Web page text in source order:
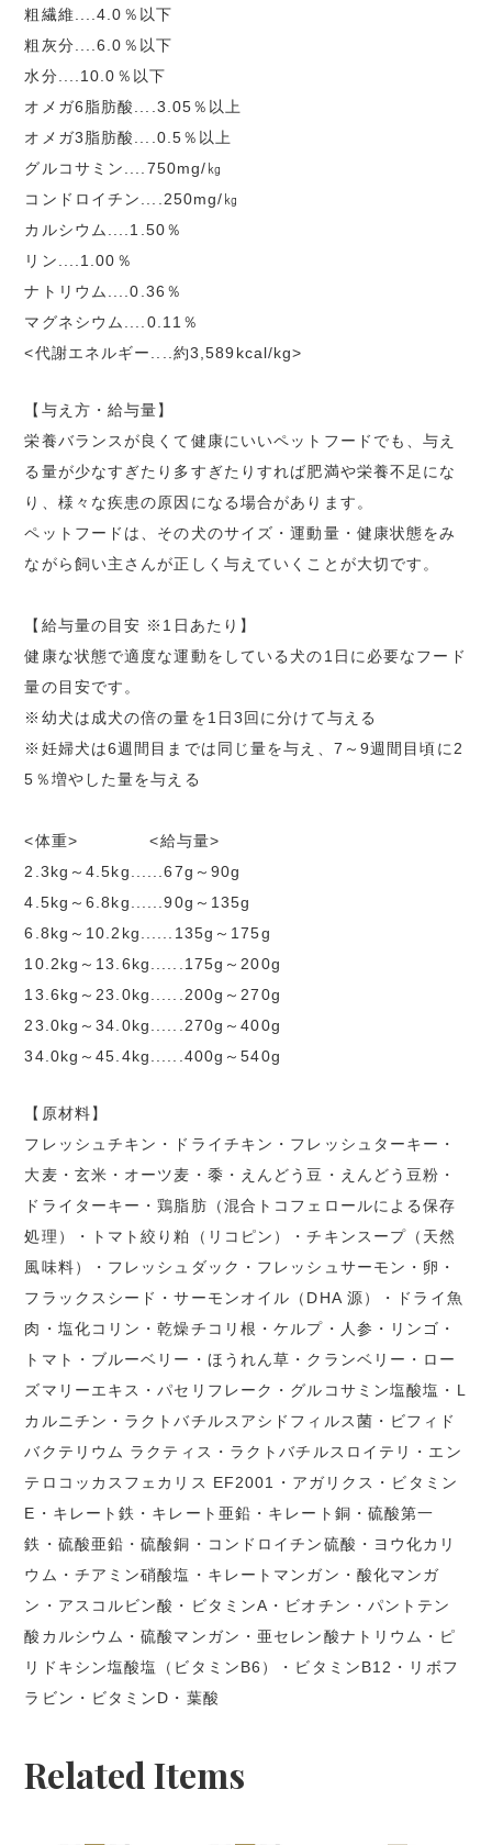
粗繊維....4.0％以下
粗灰分....6.0％以下
水分....10.0％以下
オメガ6脂肪酸....3.05％以上
オメガ3脂肪酸....0.5％以上
グルコサミン....750mg/㎏
コンドロイチン....250mg/㎏
カルシウム....1.50％
リン....1.00％
ナトリウム....0.36％
マグネシウム....0.11％
<代謝エネルギー....約3,589kcal/kg>
【与え方・給与量】
栄養バランスが良くて健康にいいペットフードでも、与え
る量が少なすぎたり多すぎたりすれば肥満や栄養不足にな
り、様々な疾患の原因になる場合があります。
ペットフードは、その犬のサイズ・運動量・健康状態をみ
ながら飼い主さんが正しく与えていくことが大切です。
【給与量の目安 ※1日あたり】
健康な状態で適度な運動をしている犬の1日に必要なフード
量の目安です。
※幼犬は成犬の倍の量を1日3回に分けて与える
※妊婦犬は6週間目までは同じ量を与え、7～9週間目頃に2
5％増やした量を与える
<体重> <給与量>
2.3kg～4.5kg......67g～90g
4.5kg～6.8kg......90g～135g
6.8kg～10.2kg......135g～175g
10.2kg～13.6kg......175g～200g
13.6kg～23.0kg......200g～270g
23.0kg～34.0kg......270g～400g
34.0kg～45.4kg......400g～540g
【原材料】
フレッシュチキン・ドライチキン・フレッシュターキー・
大麦・玄米・オーツ麦・黍・えんどう豆・えんどう豆粉・
ドライターキー・鶏脂肪（混合トコフェロールによる保存
処理）・トマト絞り粕（リコピン）・チキンスープ（天然
風味料）・フレッシュダック・フレッシュサーモン・卵・
フラックスシード・サーモンオイル（DHA 源）・ドライ魚
肉・塩化コリン・乾燥チコリ根・ケルプ・人参・リンゴ・
トマト・ブルーベリー・ほうれん草・クランベリー・ロー
ズマリーエキス・パセリフレーク・グルコサミン塩酸塩・L
カルニチン・ラクトバチルスアシドフィルス菌・ビフィド
バクテリウム ラクティス・ラクトバチルスロイテリ・エン
テロコッカスフェカリス EF2001・アガリクス・ビタミン
E・キレート鉄・キレート亜鉛・キレート銅・硫酸第一
鉄・硫酸亜鉛・硫酸銅・コンドロイチン硫酸・ヨウ化カリ
ウム・チアミン硝酸塩・キレートマンガン・酸化マンガ
ン・アスコルビン酸・ビタミンA・ビオチン・パントテン
酸カルシウム・硫酸マンガン・亜セレン酸ナトリウム・ピ
リドキシン塩酸塩（ビタミンB6）・ビタミンB12・リボフ
ラビン・ビタミンD・葉酸
Related Items